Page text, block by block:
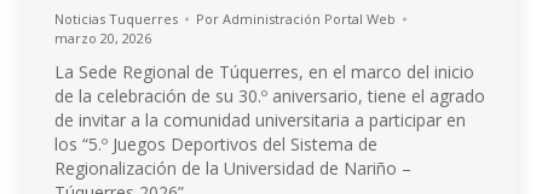
Noticias Tuquerres Por Administración Portal Web
marzo 20, 2026
La Sede Regional de Túquerres, en el marco del inicio
de la celebración de su 30.º aniversario, tiene el agrado
de invitar a la comunidad universitaria a participar en
los “5.º Juegos Deportivos del Sistema de
Regionalización de la Universidad de Nariño –